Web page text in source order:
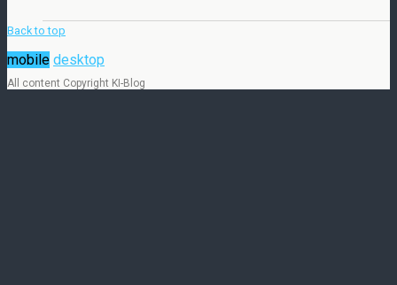
Back to top
mobile desktop
All content Copyright KI-Blog